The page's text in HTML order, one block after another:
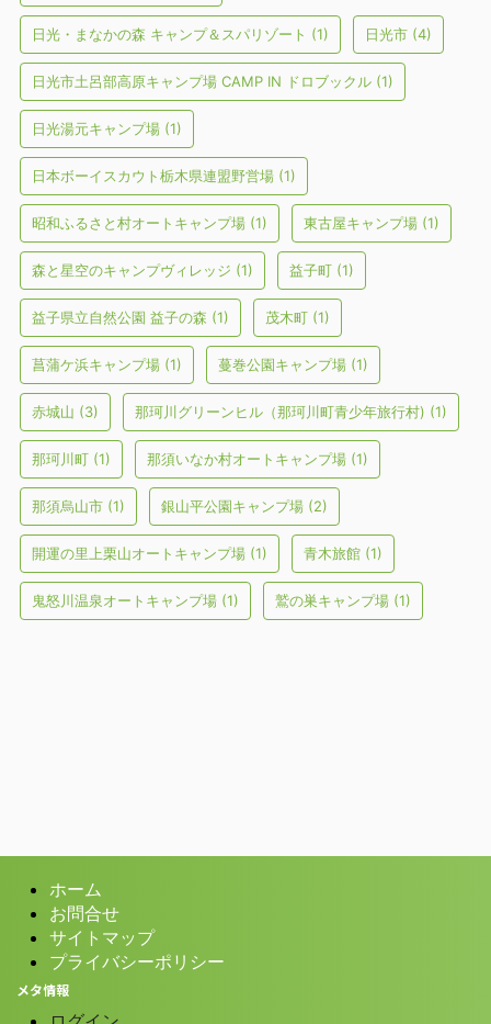
日光・まなかの森 キャンプ＆スパリゾート (1) 日光市 (4)
日光市土呂部高原キャンプ場 CAMP IN ドロブックル (1)
日光湯元キャンプ場 (1)
日本ボーイスカウト栃木県連盟野営場 (1)
昭和ふるさと村オートキャンプ場 (1) 東古屋キャンプ場 (1)
森と星空のキャンプヴィレッジ (1) 益子町 (1)
益子県立自然公園 益子の森 (1) 茂木町 (1)
菖蒲ケ浜キャンプ場 (1) 蔓巻公園キャンプ場 (1)
赤城山 (3) 那珂川グリーンヒル（那珂川町青少年旅行村) (1)
那珂川町 (1) 那須いなか村オートキャンプ場 (1)
那須烏山市 (1) 銀山平公園キャンプ場 (2)
開運の里上栗山オートキャンプ場 (1) 青木旅館 (1)
鬼怒川温泉オートキャンプ場 (1) 鷲の巣キャンプ場 (1)
ホーム
お問合せ
サイトマップ
プライバシーポリシー
メタ情報